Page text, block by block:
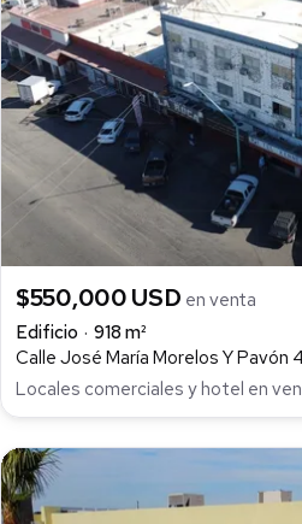
$550,000 USD en venta
Edificio
918 m²
Locales comerciales y hotel en